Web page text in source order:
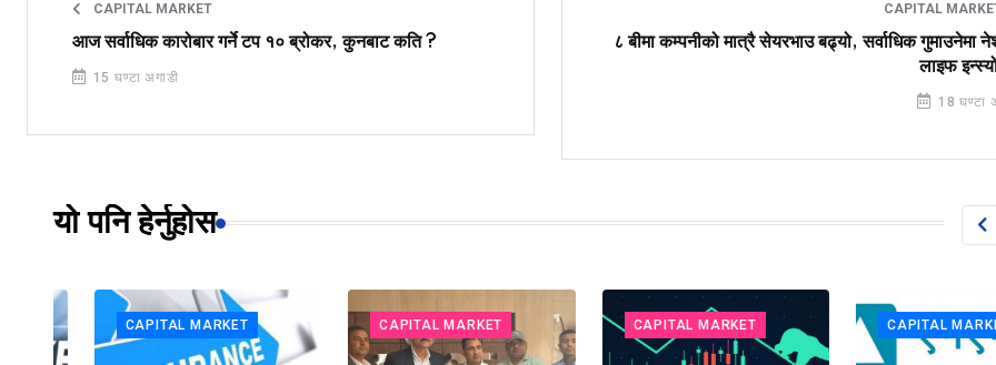
CAPITAL MARKET
आज सर्वाधिक कारोबार गर्ने टप १० ब्रोकर, कुनबाट कति ?
15 घण्टा अगाडी
CAPITAL
८ बीमा कम्पनीको मात्रै सेयरभाउ बढ्यो, सर्वाधिक गुमाउनेमा
लाइफ
18 घण्टा
यो पनि हेर्नुहोस
CAPITAL MARKET CAPITAL MARKET CAPITAL MARKET CAPITAL MARKET